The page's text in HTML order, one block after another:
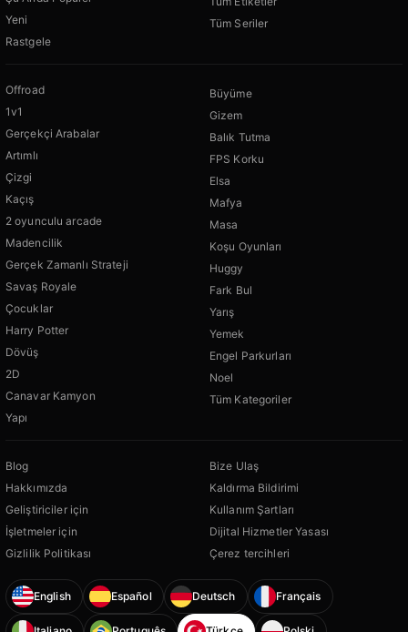
Yeni
Rastgele
Tüm Seriler
Offroad
1v1
Gerçekçi Arabalar
Artımlı
Çizgi
Kaçış
2 oyunculu arcade
Madencilik
Gerçek Zamanlı Strateji
Savaş Royale
Çocuklar
Harry Potter
Dövüş
2D
Canavar Kamyon
Yapı
Büyüme
Gizem
Balık Tutma
FPS Korku
Elsa
Mafya
Masa
Koşu Oyunları
Huggy
Fark Bul
Yarış
Yemek
Engel Parkurları
Noel
Tüm Kategoriler
Blog
Hakkımızda
Geliştiriciler için
İşletmeler için
Gizlilik Politikası
Bize Ulaş
Kaldırma Bildirimi
Kullanım Şartları
Dijital Hizmetler Yasası
Çerez tercihleri
English Español Deutsch Français